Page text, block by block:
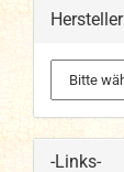
Hersteller
-Links-